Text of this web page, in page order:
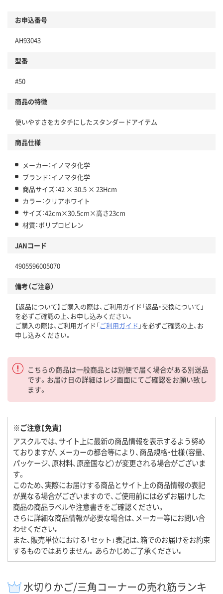
お申込番号
AH93043
型番
#50
商品の特徴
使いやすさをカタチにしたスタンダードアイテム
商品仕様
メーカー：イノマタ化学
ブランド：イノマタ化学
商品サイズ：42 × 30.5 × 23Hcm
カラー：クリアホワイト
サイズ：42cm×30.5cm×高さ23cm
材質：ポリプロピレン
JANコード
4905596005070
備考（ご注意）
【返品について】ご購入の際は、ご利用ガイド「返品・交換について」
を必ずご確認の上、お申し込みください。
ご購入の際は、ご利用ガイド「ご利用ガイド 」を必ずご確認の上、お
申し込みください。
こちらの商品は一般商品とは別便で届く場合がある別送品
です。お届け日の詳細はレジ画面にてご確認をお願い致し
ます。
※ご注意【免責】
アスクルでは、サイト上に最新の商品情報を表示するよう努め
ておりますが、メーカーの都合等により、商品規格・仕様（容量、
パッケージ、原材料、原産国など）が変更される場合がございま
す。
このため、実際にお届けする商品とサイト上の商品情報の表記
が異なる場合がございますので、ご使用前には必ずお届けした
商品の商品ラベルや注意書きをご確認ください。
さらに詳細な商品情報が必要な場合は、メーカー等にお問い合
わせください。
また、販売単位における「セット」表記は、箱でのお届けをお約束
するものではありません。あらかじめご了承ください。
水切りかご/三角コーナーの売れ筋ランキ